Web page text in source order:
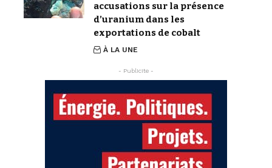
accusations sur la présence
d’uranium dans les
exportations de cobalt
À LA UNE
- Publicite -